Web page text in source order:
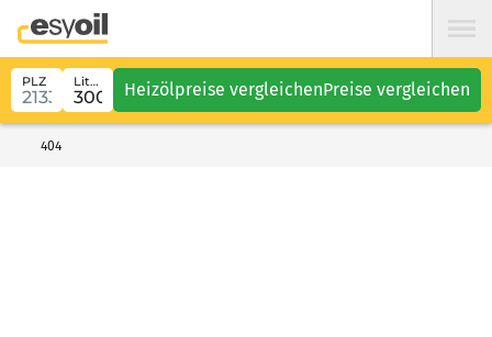
PLZ Liter Heizölpreise vergleichenPreise vergleichen
404